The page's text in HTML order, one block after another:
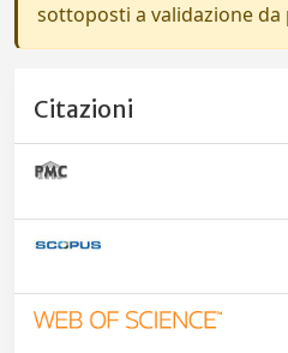
sottoposti a validazione
Citazioni